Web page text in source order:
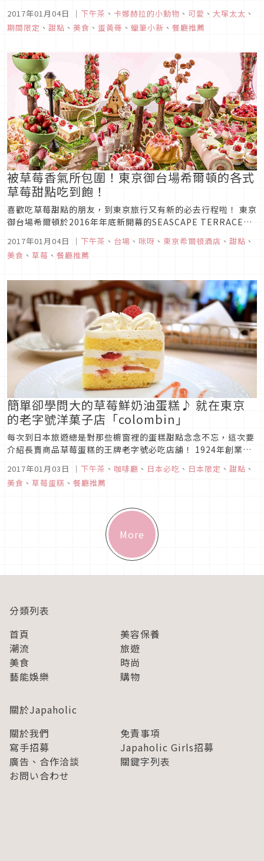
展覽與咖啡館和池袋西武百貨裡的蛋黃哥咖啡廳，希望可以把他
們療癒十足、可愛度破表的現場實況與餐飲體驗在這裡跟大家分
享。
2017年01月04日 ｜ 下午茶 、 卡娜赫拉的小動物 、 可愛 、 大塚太太 、
期間限定 、 甜點 、 美食 、 蛋黃哥 、 蠟筆小新 、 餐廳推薦
被草莓香氣所包圍！東京御台場希爾頓的各式
草莓甜點吃到飽！
喜歡吃草莓甜點的朋友，到東京旅行又有新的必去行程啦！ 東京
御台場希爾頓於2016年年底新開幕的SEASCAPE TERRACE
DINING所展開『Strawberry Forest～被草苺的香氣所包圍』
為主題的午茶甜點吃到飽。
2017年01月04日 ｜ 下午茶 、 台場 、 咪呀 、 東京希爾頓酒店 、 甜點 、
美食 、 草莓 、 餐廳推薦
簡單卻學問大的草莓鮮奶油蛋糕♪ 就在東京
的老字號洋菓子店「colombin」
每次到日本旅遊總是對那些櫥窗裡的蛋糕甜點念念不忘，這次要
介紹長賣商品草莓蛋糕的王牌老字號必吃店舖！ 1924年創業的
老字號洋菓子店colombin（コロンバン）。是最早於日本供應
正統法國甜點的洋菓子製造商。
2017年01月03日 ｜ 下午茶 、 咖啡廳 、 日本必吃 、 日本限定 、 甜點 、
美食 、 草莓蛋糕 、 餐廳推薦
More
分類列表
首頁
美容保養
潮流
旅遊
美食
時尚
藝能娛樂
購物
關於Japaholic
關於我們
免責事項
寫手招募
Japaholic Girls招募
廣告、合作洽談
關鍵字列表
お問い合わせ